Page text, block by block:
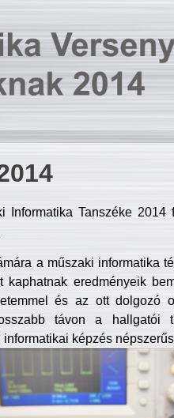
Informatika Tanszéke
a műszaki informatika
kaphatnak eredményeik
és az ott dolgozó
távon a hallgatói
képzés